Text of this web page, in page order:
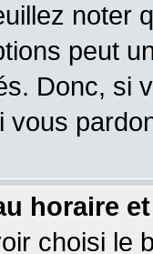
noter
peut
Donc, si
vous
horaire
choisi le